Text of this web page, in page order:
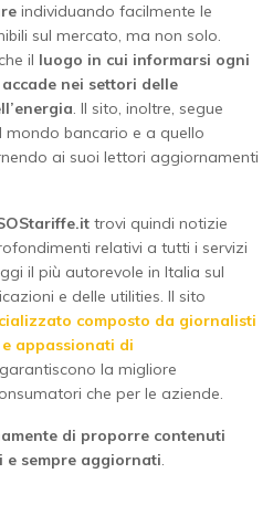
individuando facilmente le
sul mercato, ma non solo.
il luogo in cui informarsi ogni
nei settori delle
. Il sito, inoltre, segue
bancario e a quello
ai suoi lettori aggiornamenti
trovi quindi notizie
relativi a tutti i servizi
il più autorevole in Italia sul
e delle utilities. Il sito
composto da giornalisti
appassionati di
la migliore
che per le aziende.
di proporre contenuti
sempre aggiornati.